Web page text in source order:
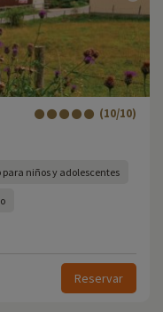
(10/10)
para niños y adolescentes
Reservar